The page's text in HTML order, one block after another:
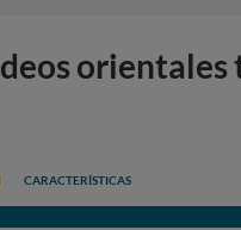
CARACTERÍSTICAS